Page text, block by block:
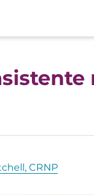
CRNP